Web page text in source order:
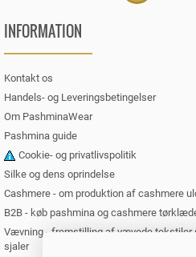
INFORMATION
Kontakt os
Handels- og Leveringsbetingelser
Om PashminaWear
Pashmina guide
Cookie- og privatlivspolitik
Silke og dens oprindelse
Cashmere - om produktion af cashmere
B2B - køb pashmina og cashmere
Vævning - fremstilling af vævede tekstiler
sjaler